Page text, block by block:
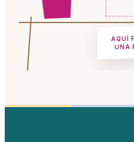
AQUÍ
UNA